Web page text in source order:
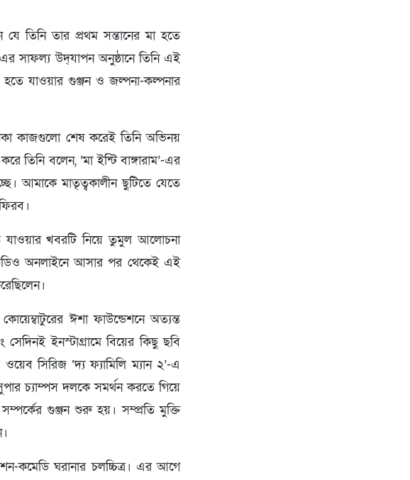
যে তিনি তার প্রথম সন্তানের মা হতে
এর সাফল্য উদ্‌যাপন অনুষ্ঠানে তিনি এই
যাওয়ার গুঞ্জন ও জল্পনা-কল্পনার
কাজগুলো শেষ করেই তিনি অভিনয়
তিনি বলেন, ‘মা ইন্টি বাঙ্গারাম’-এর
আমাকে মাতৃত্বকালীন ছুটিতে যেতে
যাওয়ার খবরটি নিয়ে তুমুল আলোচনা
অনলাইনে আসার পর থেকেই এই
ঈশা ফাউন্ডেশনে অত্যন্ত
ইনস্টাগ্রামে বিয়ের কিছু ছবি
সিরিজ ‘দ্য ফ্যামিলি ম্যান ২’-এ
চ্যাম্পস দলকে সমর্থন করতে গিয়ে
গুঞ্জন শুরু হয়। সম্প্রতি মুক্তি
কমেডি ঘরানার চলচ্চিত্র। এর আগে